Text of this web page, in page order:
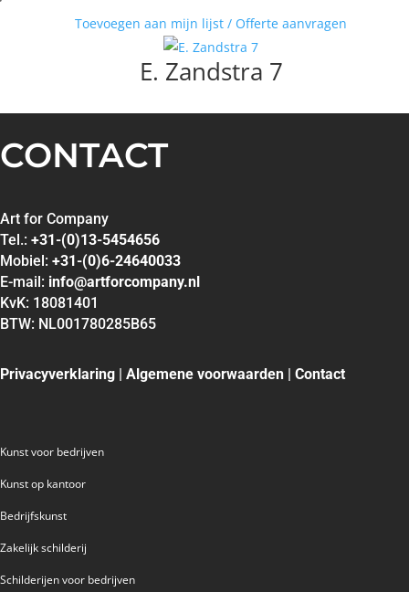
Toevoegen aan mijn lijst / Offerte aanvragen
E. Zandstra 7
CONTACT
Art for Company
Tel.: +31-(0)13-5454656
Mobiel: +31-(0)6-24640033
E-mail: info@artforcompany.nl
KvK: 18081401
BTW: NL001780285B65
Privacyverklaring | Algemene voorwaarden | Contact
Kunst voor bedrijven
Kunst op kantoor
Bedrijfskunst
Zakelijk schilderij
Schilderijen voor bedrijven